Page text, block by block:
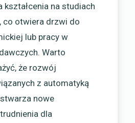
kształcenia na studiach
co otwiera drzwi do
lub pracy w
Warto
że rozwój
z automatyką
nowe
dla